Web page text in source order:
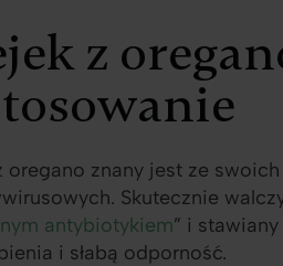
z
oregano znany jest ze
Skutecznie
antybiotykiem” i
i słabą odporność.